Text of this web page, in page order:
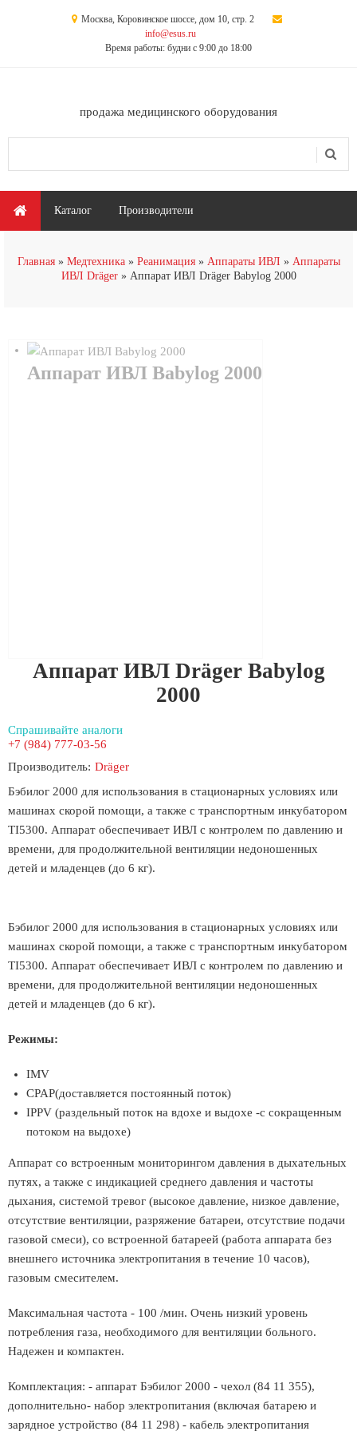
Москва, Коровинское шоссе, дом 10, стр. 2
info@esus.ru
Время работы: будни с 9:00 до 18:00
продажа медицинского оборудования
Главное меню
Каталог Производители
Главная Медтехника Реанимация Аппараты ИВЛ
Аппараты
ИВЛ Dräger
Аппарат ИВЛ Dräger Babylog 2000
Аппарат ИВЛ Babylog 2000
Аппарат ИВЛ Dräger Babylog
2000
Спрашивайте аналоги
+7 (984) 777-03-56
Производитель: Dräger
Бэбилог 2000 для использования в стационарных условиях или
машинах скорой помощи, а также с транспортным инкубатором
TI5300. Аппарат обеспечивает ИВЛ с контролем по давлению и
времени, для продолжительной вентиляции недоношенных
детей и младенцев (до 6 кг).
Бэбилог 2000 для использования в стационарных условиях или
машинах скорой помощи, а также с транспортным инкубатором
TI5300. Аппарат обеспечивает ИВЛ с контролем по давлению и
времени, для продолжительной вентиляции недоношенных
детей и младенцев (до 6 кг).
Режимы:
IMV
CPAP(доставляется постоянный поток)
IPPV (раздельный поток на вдохе и выдохе -с сокращенным
потоком на выдохе)
Аппарат со встроенным мониторингом давления в дыхательных
путях, а также с индикацией среднего давления и частоты
дыхания, системой тревог (высокое давление, низкое давление,
отсутствие вентиляции, разряжение батареи, отсутствие подачи
газовой смеси), со встроенной батареей (работа аппарата без
внешнего источника электропитания в течение 10 часов),
газовым смесителем.
Максимальная частота - 100 /мин. Очень низкий уровень
потребления газа, необходимого для вентиляции больного.
Надежен и компактен.
Комплектация: - аппарат Бэбилог 2000 - чехол (84 11 355),
дополнительно- набор электропитания (включая батарею и
зарядное устройство (84 11 298) - кабель электропитания